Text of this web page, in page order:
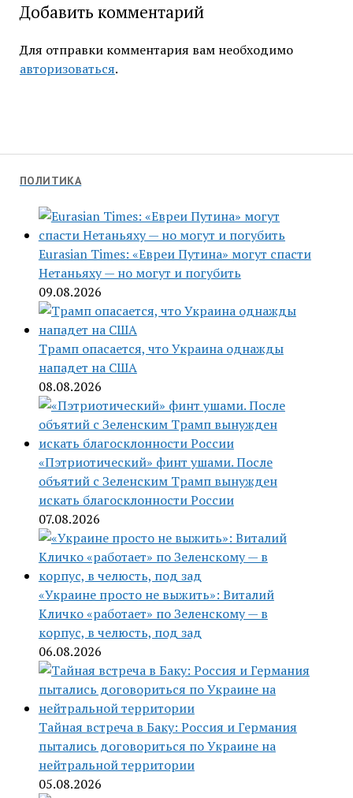
ПОЛИТИКА
Eurasian Times: «Евреи Путина» могут спасти
Нетаньяху — но могут и погубить
09.08.2026
Трамп опасается, что Украина однажды
нападет на США
08.08.2026
«Пэтриотический» финт ушами. После
объятий с Зеленским Трамп вынужден
искать благосклонности России
07.08.2026
«Украине просто не выжить»: Виталий
Кличко «работает» по Зеленскому — в
корпус, в челюсть, под зад
06.08.2026
Тайная встреча в Баку: Россия и Германия
пытались договориться по Украине на
нейтральной территории
05.08.2026
Добавить комментарий
Для отправки комментария вам необходимо
авторизоваться.